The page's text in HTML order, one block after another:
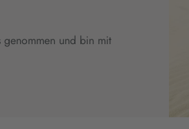
und bin mit